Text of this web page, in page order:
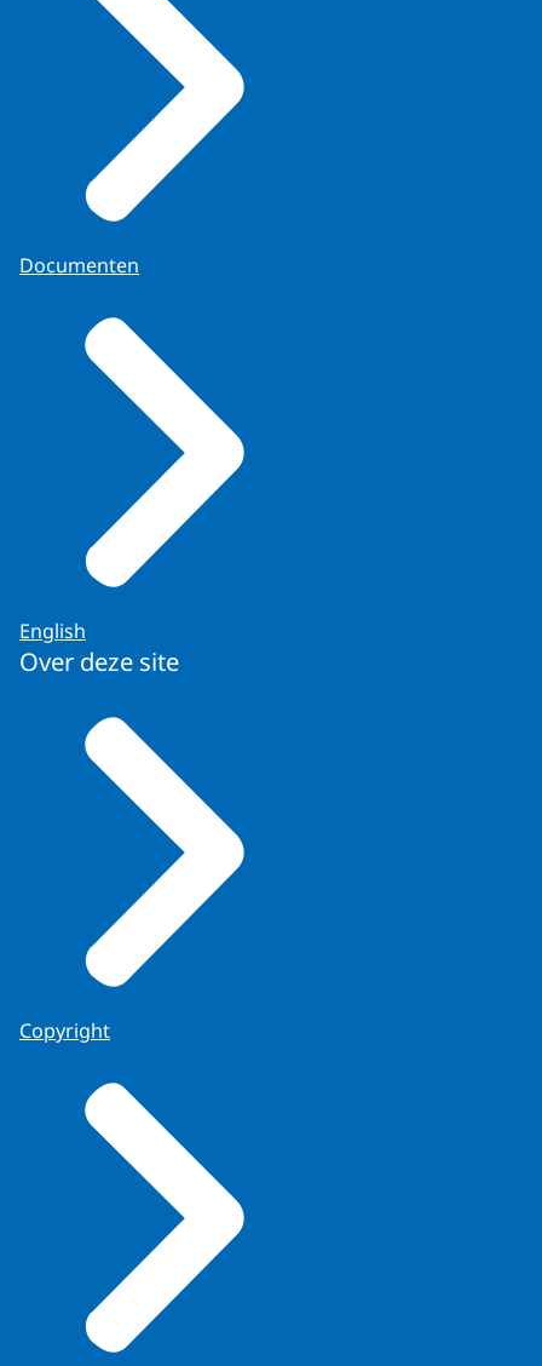
Documenten
English
Over deze site
Copyright